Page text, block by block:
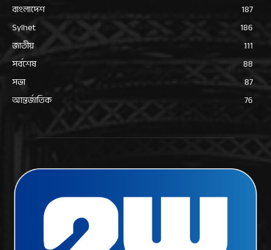
বাংলাদেশ
187
Sylhet
186
জাতীয়
111
সর্বশেষ
88
সভা
87
আন্তর্জাতিক
76